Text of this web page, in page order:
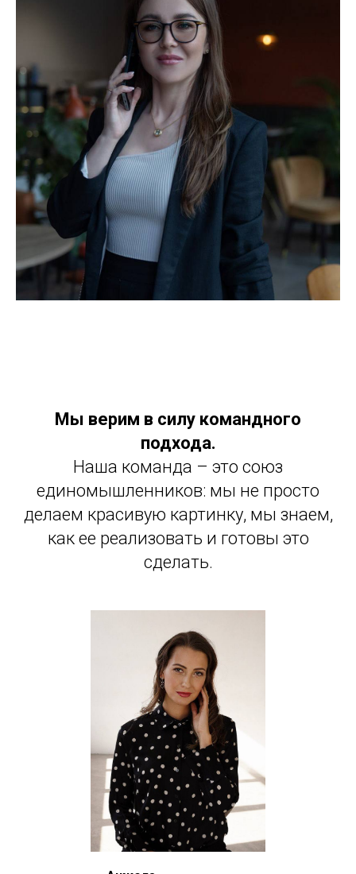
Мы верим в силу командного
подхода.
Наша команда – это союз
единомышленников: мы не просто
делаем красивую картинку, мы знаем,
как ее реализовать и готовы это
сделать.